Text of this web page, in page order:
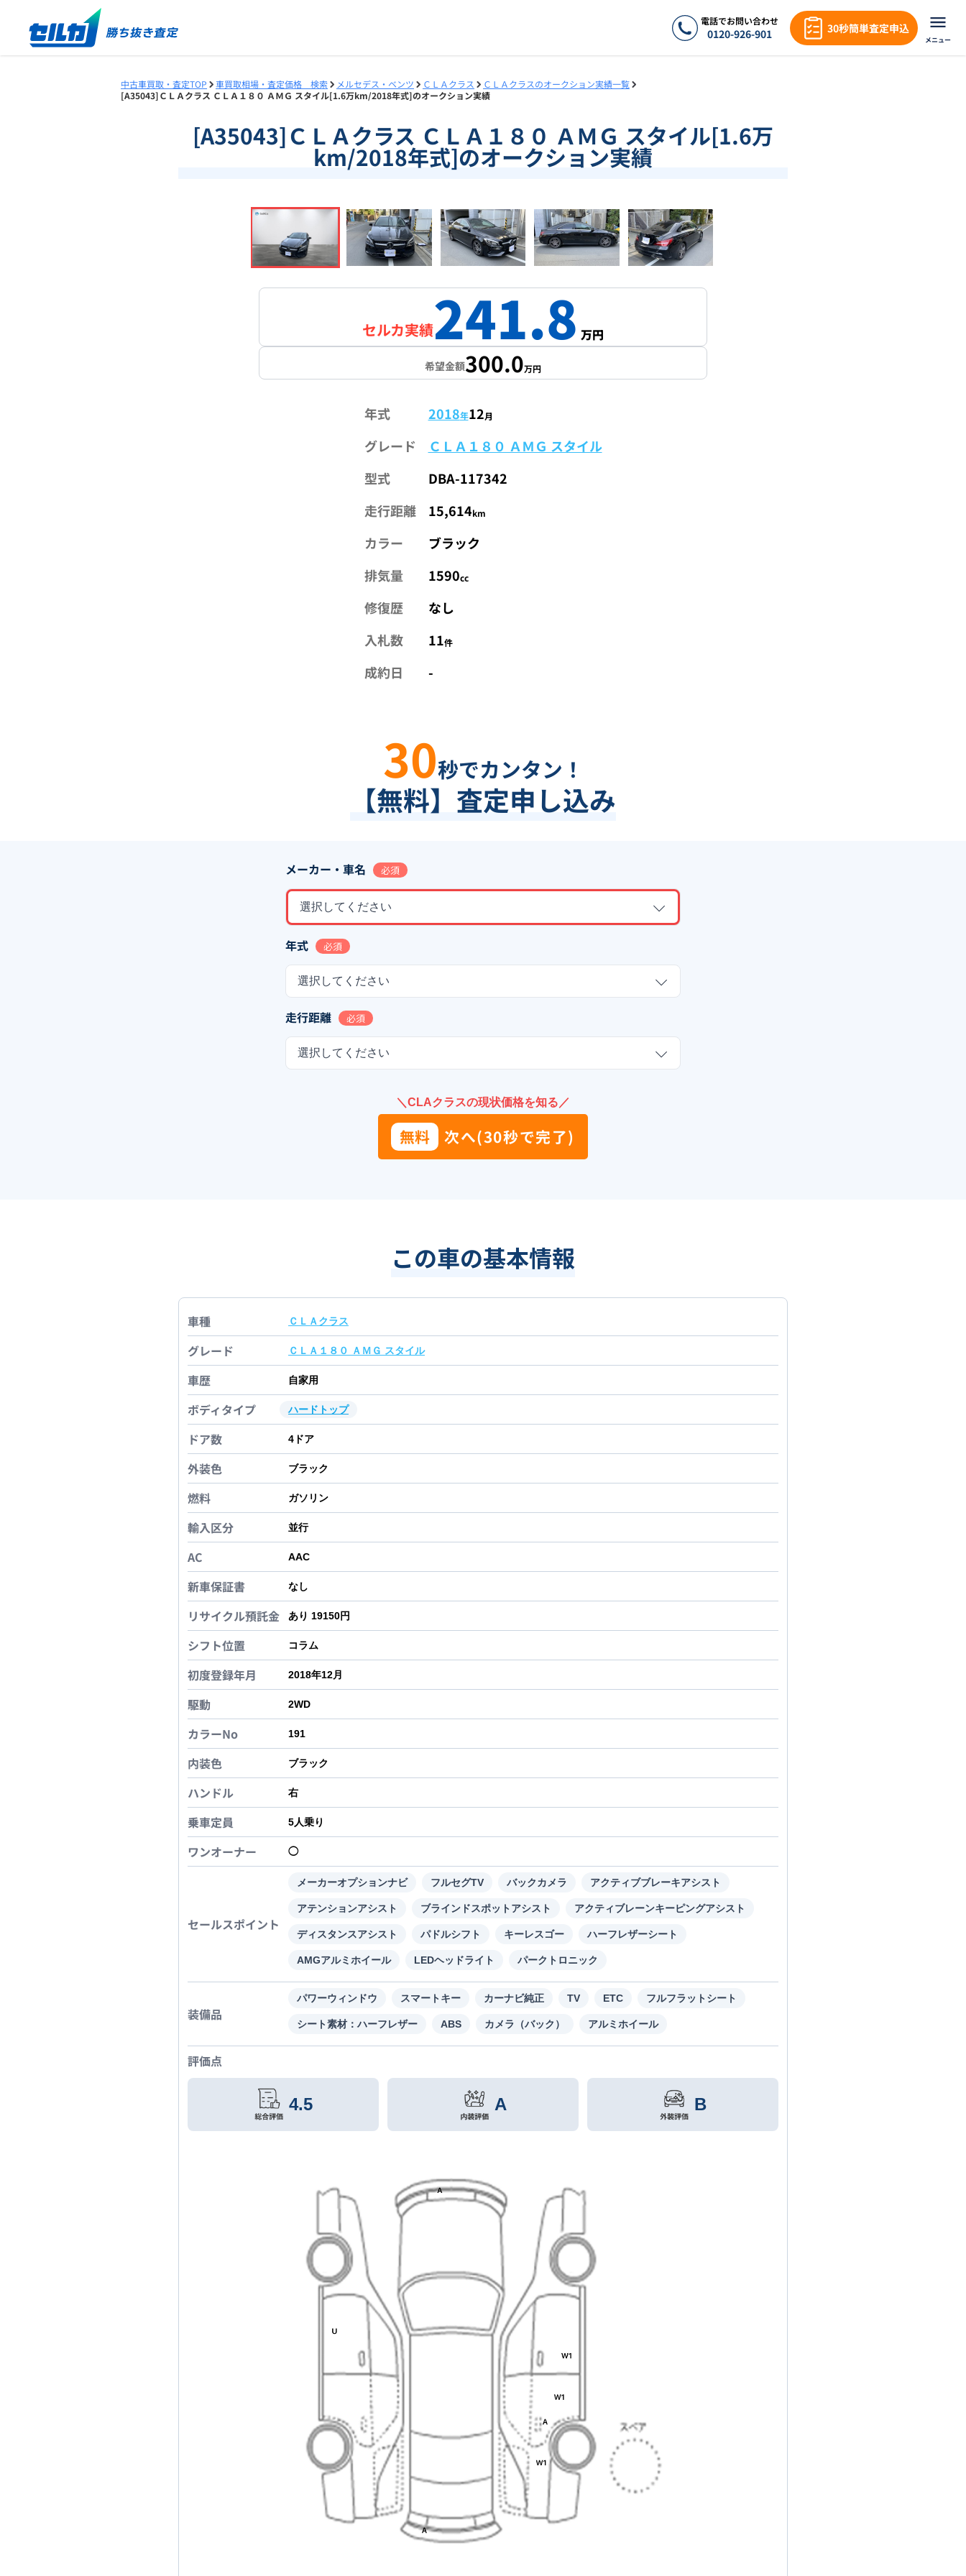
電話でお問い合わせ
0120-926-901 30秒簡単査定申込
メニュー
中古車買取・査定TOP 車買取相場・査定価格 検索 メルセデス・ベンツ ＣＬＡクラス
ＣＬＡクラスのオークション実績一覧
[A35043]ＣＬＡクラス ＣＬＡ１８０ ＡＭＧ スタイル[1.6万km/2018年式]のオークション実績
[A35043]ＣＬＡクラス ＣＬＡ１８０ ＡＭＧ スタイル[1.6万
km/2018年式]のオークション実績
1/16
セルカ実績241.8 万円
希望金額300.0万円
年式 2018年12月
グレード
ＣＬＡ１８０ ＡＭＧ スタイル
型式
DBA-117342
走行距離
15,614km
カラー
ブラック
排気量
1590cc
修復歴
なし
入札数
11件
成約日 -
30秒でカンタン！
【無料】査定申し込み
メーカー・車名 必須
選択してください
年式 必須
選択してください
走行距離 必須
選択してください
＼CLAクラスの現状価格を知る／
無料 次へ(30秒で完了)
この車の基本情報
車種 ＣＬＡクラス
グレード ＣＬＡ１８０ ＡＭＧ スタイル
車歴 自家用
ボディタイプ ハードトップ
ドア数 4 ドア
外装色 ブラック
燃料 ガソリン
輸入区分 並行
AC AAC
新車保証書 なし
リサイクル預託金 あり 19150円
シフト位置 コラム
初度登録年月 2018年12月
駆動 2WD
カラーNo 191
内装色 ブラック
ハンドル 右
乗車定員 5人乗り
ワンオーナー ◯
セールスポイント
メーカーオプションナビ フルセグTV バックカメラ アクティブブレーキアシスト
アテンションアシスト ブラインドスポットアシスト アクティブレーンキーピングアシスト
ディスタンスアシスト パドルシフト キーレスゴー ハーフレザーシート
AMGアルミホイール LEDヘッドライト パークトロニック
装備品
パワーウィンドウ スマートキー カーナビ純正 TV ETC フルフラットシート
シート素材：ハーフレザー ABS カメラ（バック） アルミホイール
評価点
4.5 A B